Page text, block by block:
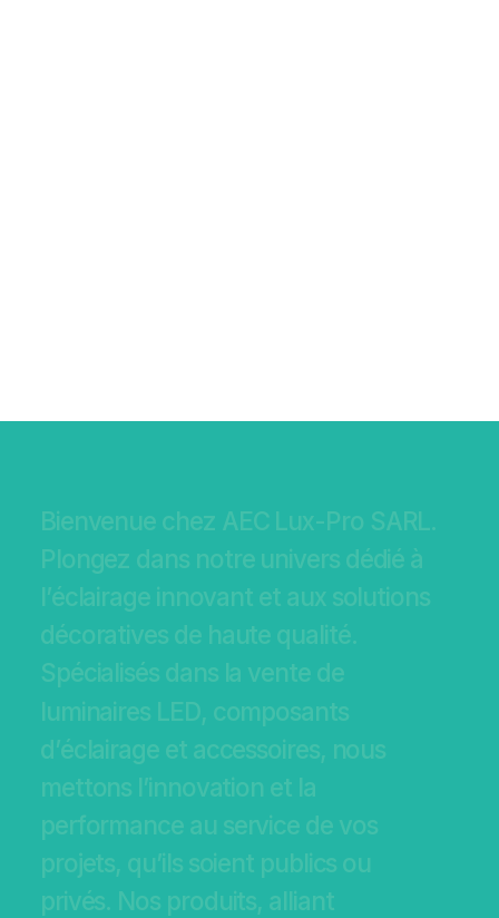
Bienvenue chez AEC Lux-Pro SARL.
Plongez dans notre univers dédié à
l’éclairage innovant et aux solutions
décoratives de haute qualité.
Spécialisés dans la vente de
luminaires LED, composants
d’éclairage et accessoires, nous
mettons l’innovation et la
performance au service de vos
projets, qu’ils soient publics ou
privés. Nos produits, alliant